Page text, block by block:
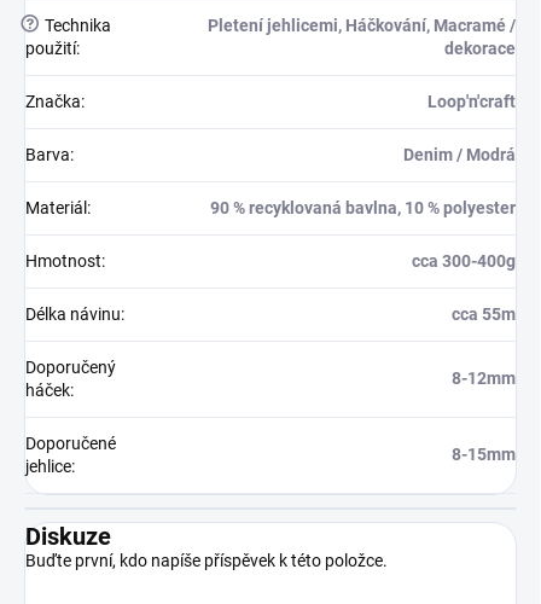
? Technika
použití:
Pletení jehlicemi, Háčkování, Macramé /
dekorace
Značka: Loop'n'craft
Barva: Denim / Modrá
Materiál : 90 % recyklovaná bavlna, 10 % polyester
Hmotnost: cca 300-400g
Délka návinu: cca 55m
Doporučený
háček:
8-12mm
Doporučené
jehlice:
8-15mm
Diskuze
Buďte první, kdo napíše příspěvek k této položce.